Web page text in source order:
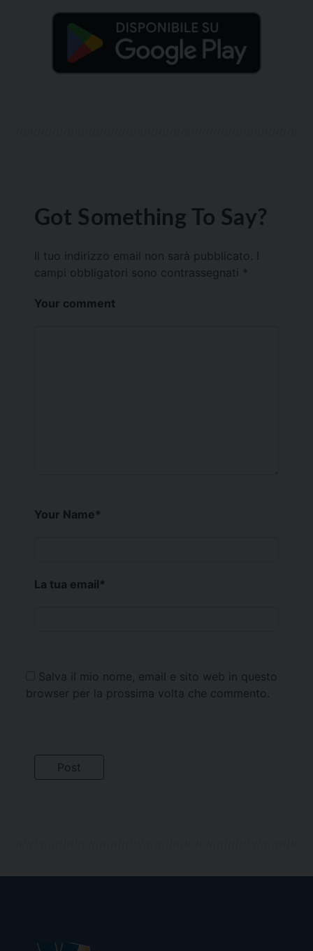
Got Something To Say?
Il tuo indirizzo email non sarà pubblicato.
campi obbligatori sono contrassegnati *
Your comment
Your Name*
La tua email*
Salva il mio nome, email e sito web in questo
browser per la prossima volta che commento.